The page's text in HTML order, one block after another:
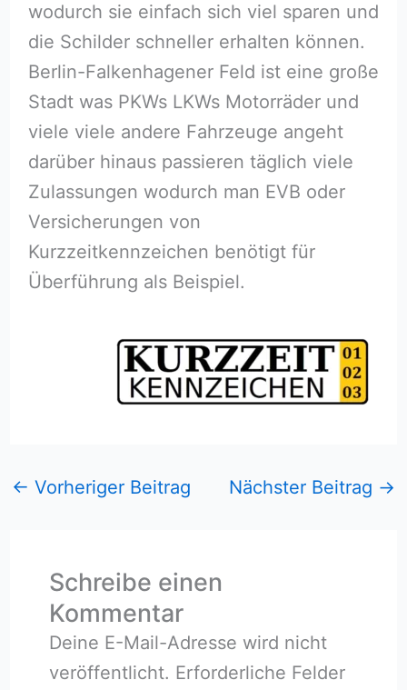
wodurch sie einfach sich viel sparen und
die Schilder schneller erhalten können.
Berlin-Falkenhagener Feld ist eine große
Stadt was PKWs LKWs Motorräder und
viele viele andere Fahrzeuge angeht
darüber hinaus passieren täglich viele
Zulassungen wodurch man EVB oder
Versicherungen von
Kurzzeitkennzeichen benötigt für
Überführung als Beispiel.
← Vorheriger Beitrag Nächster Beitrag →
Schreibe einen
Kommentar
Deine E-Mail-Adresse wird nicht
veröffentlicht. Erforderliche Felder